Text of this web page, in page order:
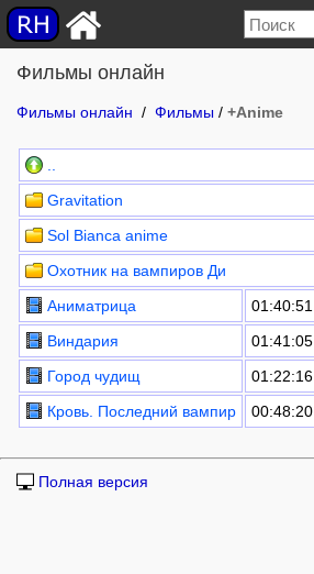
Фильмы онлайн
Фильмы онлайн / Фильмы / +Anime
Gravitation
Sol Bianca anime
Охотник на вампиров Ди
Аниматрица
01:40:51
Виндария
01:41:05
Город чудищ
01:22:16
Кровь. Последний вампир
00:48:20
Полная версия